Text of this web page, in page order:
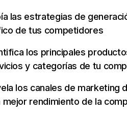
las estrategias de
de tus competidores
los principales
y categorías de tu
los canales de marketing
mejor rendimiento de la